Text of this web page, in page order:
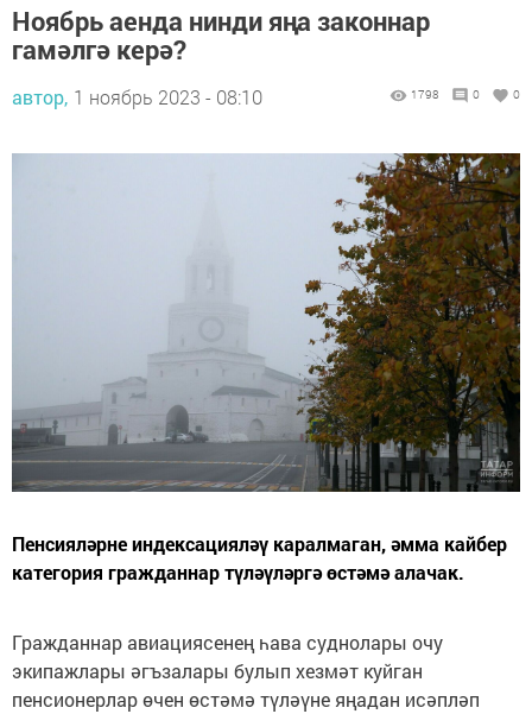
Ноябрь аенда нинди яңа законнар
гамәлгә керә?
автор, 1 ноябрь 2023 - 08:10 1798 0 0
Пенсияләрне индексацияләү каралмаган, әмма кайбер
категория гражданнар түләүләргә өстәмә алачак.
Гражданнар авиациясенең һава суднолары очу
экипажлары әгъзалары булып хезмәт куйган
пенсионерлар өчен өстәмә түләүне яңадан исәпләп